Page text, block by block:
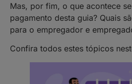
Mas, por fim, o que acontece
pagamento desta guia? Quais
para o empregador e
Confira todos estes tópicos